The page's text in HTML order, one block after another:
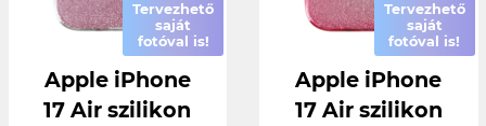
Tervezhető
saját
fotóval is!
Apple iPhone
17 Air szilikon
Tervezhető
saját
fotóval is!
Apple iPhone
17 Air szilikon